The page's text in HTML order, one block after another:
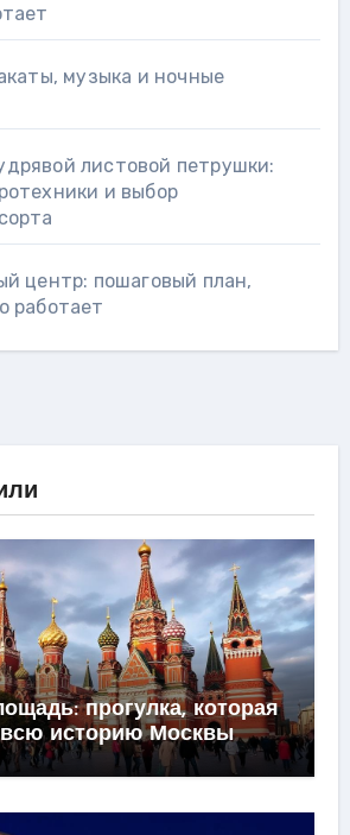
музыка и ночные
листовой петрушки:
и выбор
центр: пошаговый план,
работает
прогулка, которая
всю историю Москвы